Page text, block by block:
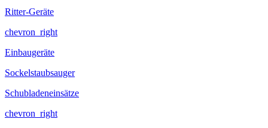
Ritter-Geräte
chevron_right
Einbaugeräte
Sockelstaubsauger
Schubladeneinsätze
chevron_right